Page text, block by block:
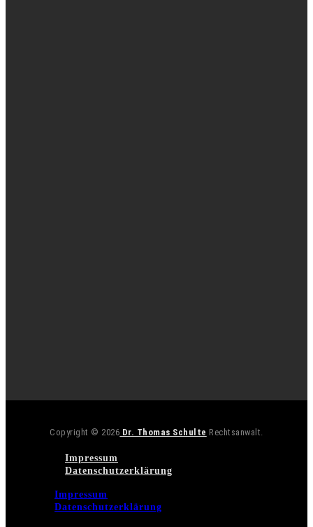
Copyright © 2026 Dr. Thomas Schulte Rechtsanwalt.
Impressum
Datenschutzerklärung
Impressum
Datenschutzerklärung